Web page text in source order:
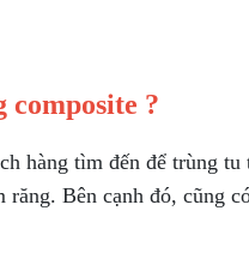
composite ?
hàng tìm đến để trùng
Bên cạnh đó, cũng